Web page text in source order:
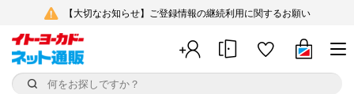
【大切なお知らせ】ご登録情報の継続利用に関するお願い